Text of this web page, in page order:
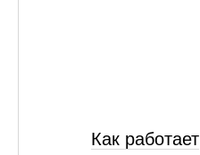
Как работает